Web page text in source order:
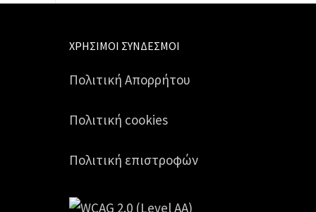
ΧΡΉΣΙΜΟΙ ΣΎΝΔΕΣΜΟΙ
Πολιτική Απορρήτου
Πολιτική cookies
Πολιτική επιστροφών